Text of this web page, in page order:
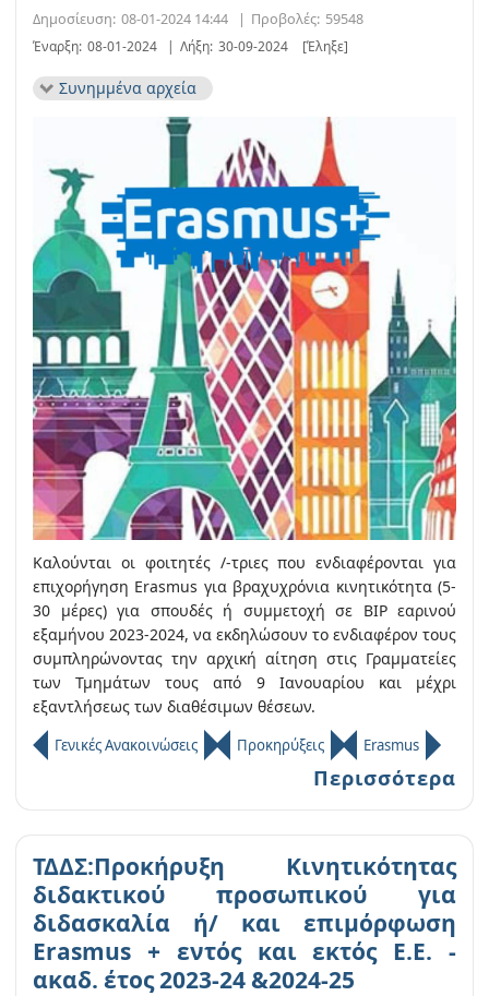
Δημοσίευση: 08-01-2024 14:44 | Προβολές: 59548
Έναρξη: 08-01-2024 | Λήξη: 30-09-2024 [Έληξε]
Συνημμένα αρχεία
Καλούνται οι φοιτητές /-τριες που ενδιαφέρονται για
επιχορήγηση Erasmus για βραχυχρόνια κινητικότητα (5-
30 μέρες) για σπουδές ή συμμετοχή σε BIP εαρινού
εξαμήνου 2023-2024, να εκδηλώσουν το ενδιαφέρον τους
συμπληρώνοντας την αρχική αίτηση στις Γραμματείες
των Τμημάτων τους από 9 Ιανουαρίου και μέχρι
εξαντλήσεως των διαθέσιμων θέσεων.
Γενικές Ανακοινώσεις Προκηρύξεις Erasmus
Περισσότερα
ΤΔΔΣ:Προκήρυξη Κινητικότητας
διδακτικού προσωπικού για
διδασκαλία ή/ και επιμόρφωση
Erasmus + εντός και εκτός Ε.Ε. -
ακαδ. έτος 2023-24 &2024-25